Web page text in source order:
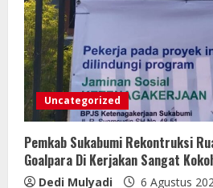
Uncategorized
Pemkab Sukabumi Rekontruksi
Goalpara Di Kerjakan Sangat
Dedi Mulyadi 6 Agustus